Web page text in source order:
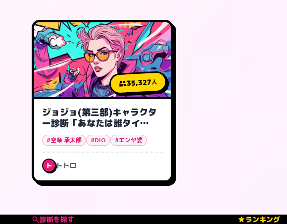
35,327人
ジョジョ(第三部)キャラクタ
ー診断「あなたは誰タイ
プ?」
#空条 承太郎 #DIO #エンヤ婆
ト トトロ
診断を探す ランキング